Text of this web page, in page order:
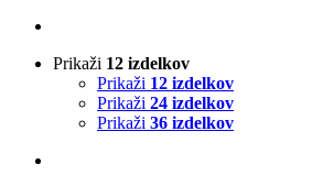
Absolut Tirol(0)
Ajda(0)
Akordi(0)
Alfi Nipič(0)
Prikaži 12 izdelkov
Prikaži 12 izdelkov
Prikaži 24 izdelkov
Prikaži 36 izdelkov